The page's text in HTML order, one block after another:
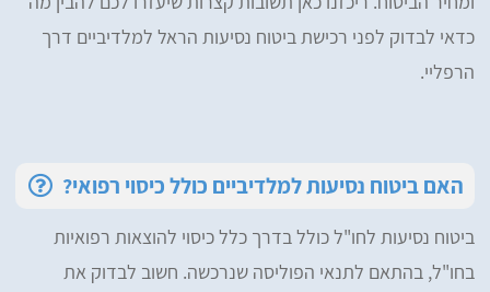
כדאי לבדוק לפני רכישת ביטוח נסיעות הראל למלדיביים דרך
הרפליי.
האם ביטוח נסיעות למלדיביים כולל כיסוי רפואי?
ביטוח נסיעות לחו"ל כולל בדרך כלל כיסוי להוצאות רפואיות
בחו"ל, בהתאם לתנאי הפוליסה שנרכשה. חשוב לבדוק את